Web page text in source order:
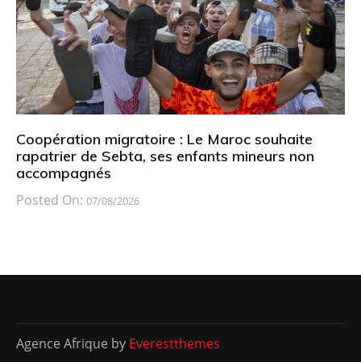
Coopération migratoire : Le Maroc souhaite
rapatrier de Sebta, ses enfants mineurs non
accompagnés
Posted On: 07/08/2026
Agence Afrique by Everestthemes